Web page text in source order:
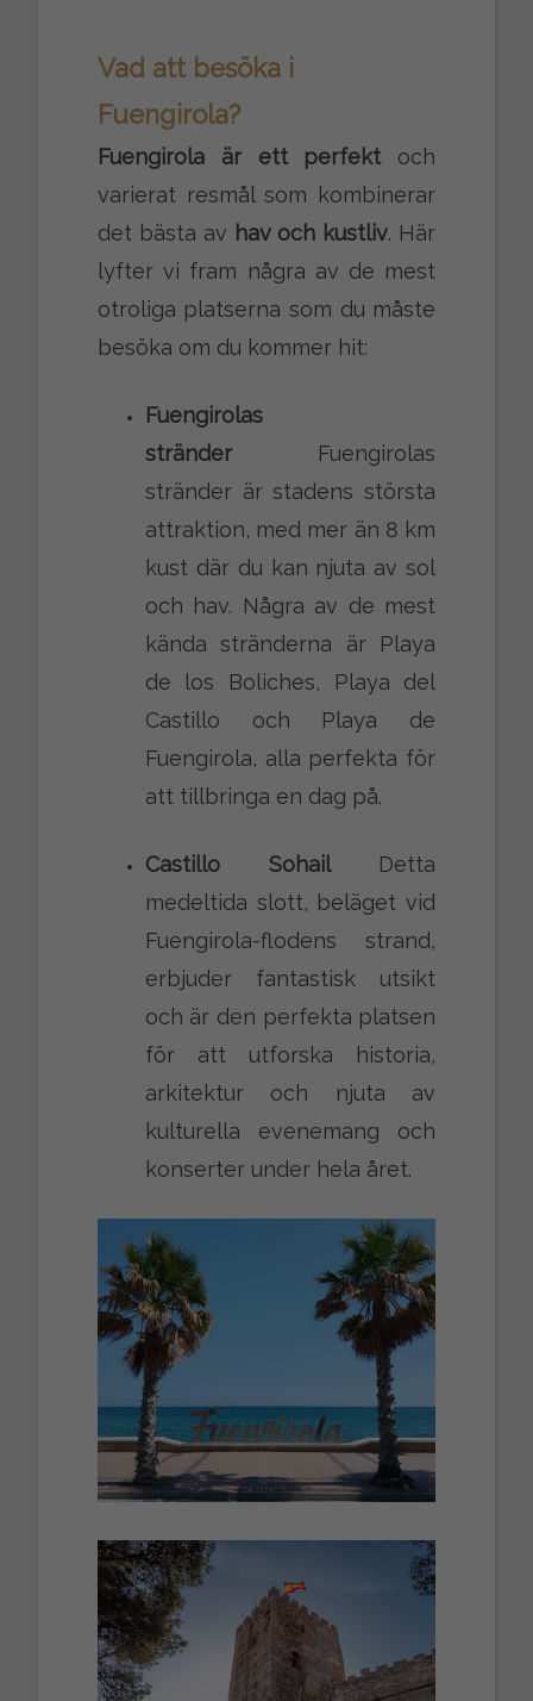
Vad att besöka i
Fuengirola?
Fuengirola är ett perfektoch
varierat resmål som kombinerar
det bästa av hav och kustliv. Här
lyfter vi fram några av de mest
otroliga platserna som du måste
besöka om du kommer hit:
Fuengirolas
stränder Fuengirolas
stränder är stadens största
attraktion, med mer än 8 km
kust där du kan njuta av sol
och hav. Några av de mest
kända stränderna är Playa
de los Boliches, Playa del
Castillo och Playa de
Fuengirola, alla perfekta för
att tillbringa en dag på.
Castillo Sohail Detta
medeltida slott, beläget vid
Fuengirola-flodens strand,
erbjuder fantastisk utsikt
och är den perfekta platsen
för att utforska historia,
arkitektur och njuta av
kulturella evenemang och
konserter under hela året.